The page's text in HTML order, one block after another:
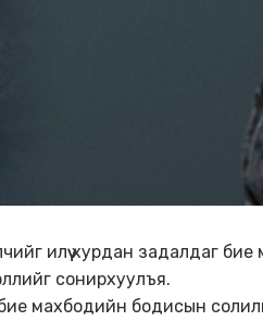
илүү хурдан задалдаг бие
сонирхуулъя.
бие махбодийн бодисын